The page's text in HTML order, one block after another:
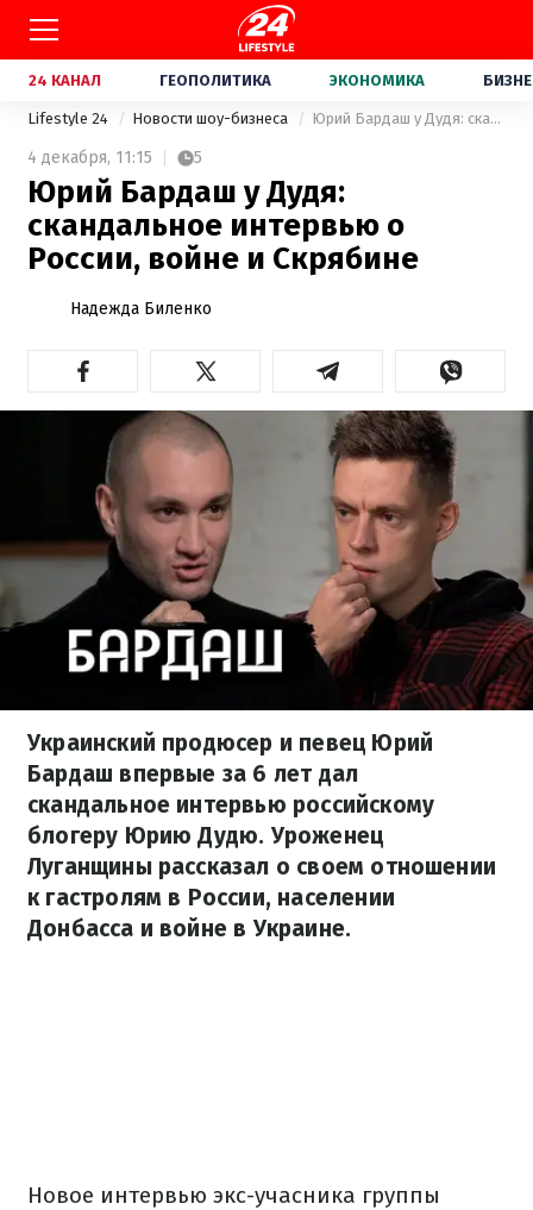
24 КАНАЛ ГЕОПОЛИТИКА ЭКОНОМИКА
Lifestyle 24 Новости шоу-бизнеса Юрий Бардаш у Дудя: скандальное интервью о России, войне и Скрябине
4 декабря, 11:15 5
Юрий Бардаш у Дудя:
скандальное интервью о
России, войне и Скрябине
Надежда Биленко
Украинский продюсер и певец Юрий
Бардаш впервые за 6 лет дал
скандальное интервью российскому
блогеру Юрию Дудю. Уроженец
Луганщины рассказал о своем отношении
к гастролям в России, населении
Донбасса и войне в Украине.
Новое интервью экс-учасника группы